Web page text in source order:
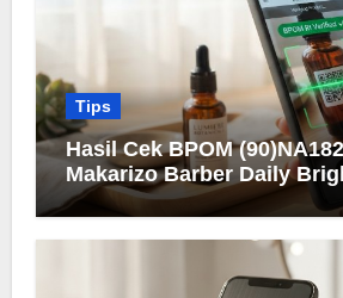
Tips
Hasil Cek BPOM
Makarizo Barber Daily
Face Wash